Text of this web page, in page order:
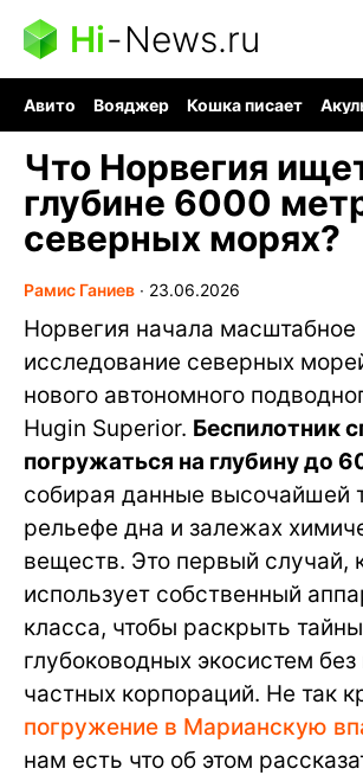
Hi-News.ru
Авито Вояджер Кошка писает
Что Норвегия
глубине 6000
северных морях?
Рамис Ганиев ∙ 23.06.2026
Норвегия начала масштабное
исследование северных
нового автономного
Hugin Superior. Беспилотник
погружаться на глубину до
собирая данные высочайшей
рельефе дна и залежах
веществ. Это первый случай,
использует собственный
класса, чтобы раскрыть тайны
глубоководных экосистем
частных корпораций. Не так
погружение в Марианскую
нам есть что об этом